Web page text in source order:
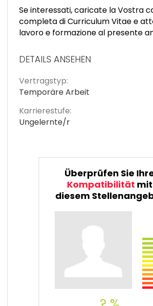
Se interessati, caricate la Vostra
completa di Curriculum Vitae e
lavoro e formazione al presente
DETAILS ANSEHEN
Vertragstyp:
Temporäre Arbeit
Karrierestufe:
Ungelernte/r
Überprüfen Sie
Kompatibilität mit
diesem